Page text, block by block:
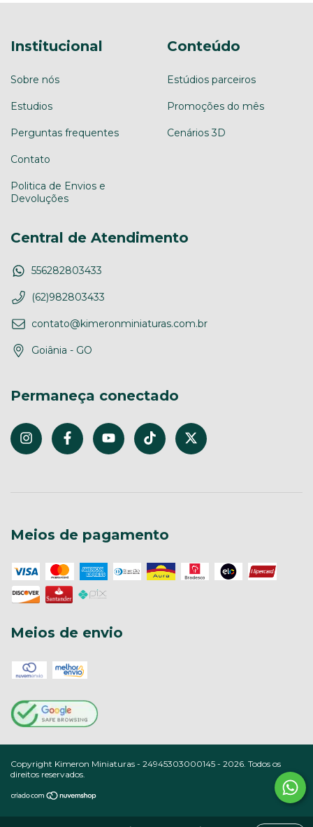
Institucional
Sobre nós
Estudios
Perguntas frequentes
Contato
Politica de Envios e
Devoluções
Conteúdo
Estúdios parceiros
Promoções do mês
Cenários 3D
Central de Atendimento
556282803433
(62)982803433
contato@kimeronminiaturas.com.br
Goiânia - GO
Permaneça conectado
Meios de pagamento
Meios de envio
Copyright Kimeron Miniaturas - 24945303000145 - 2026. Todos os
direitos reservados.